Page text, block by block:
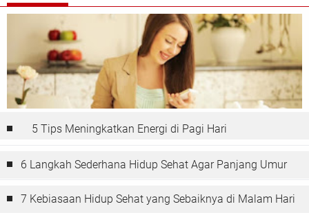
5 Tips Meningkatkan Energi di Pagi Hari
6 Langkah Sederhana Hidup Sehat Agar Panjang Umur
7 Kebiasaan Hidup Sehat yang Sebaiknya di Malam Hari